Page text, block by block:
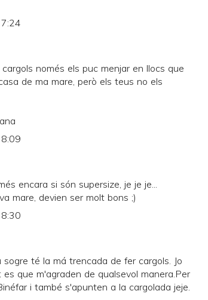
només els puc menjar en llocs que
de ma mare, però els teus no els
encara si són supersize, je je je...
mare, devien ser molt bons ;)
sogre té la má trencada de fer cargols. Jo
que m'agraden de qualsevol manera.Per
i també s'apunten a la cargolada jeje.